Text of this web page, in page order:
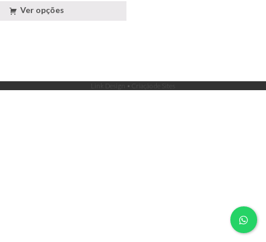
Ver opções
Link Design • Criação de Sites